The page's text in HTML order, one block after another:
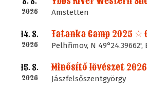
2026 Amstetten
14. 8.
2026 Pelhřimov, N 49°24.39662',
15. 8.
2026
Minősítő lövészet 2026
Jászfelsőszentgyörgy